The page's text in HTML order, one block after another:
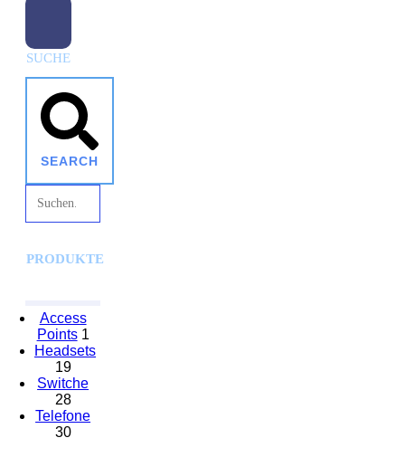
SUCHE
SEARCH
PRODUKTE
Access
Points 1
Headsets
19
Switche
28
Telefone
30